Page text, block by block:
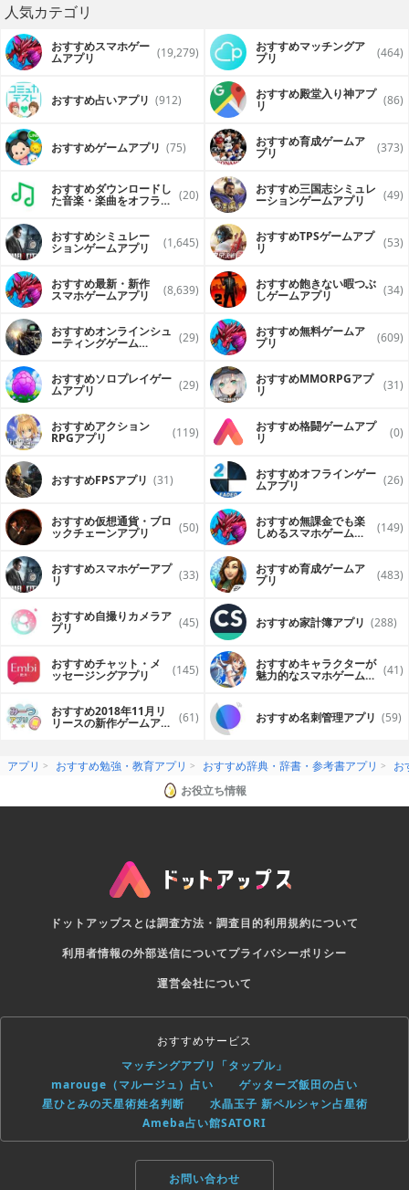
人気カテゴリ
おすすめスマホゲー
ムアプリ (19,279) おすすめマッチングア
プリ (464)
おすすめ占いアプリ (912) おすすめ殿堂入り神アプ
リ (86)
おすすめゲームアプリ (75) おすすめ育成ゲームア
プリ (373)
おすすめダウンロードし
た音楽・楽曲をオフライ (20) おすすめ三国志シミュレ
ーションゲームアプリ (49)
おすすめシミュレー
ションゲームアプリ (1,645) おすすめTPSゲームアプ
リ (53)
おすすめ最新・新作
スマホゲームアプリ (8,639) おすすめ飽きない暇つぶ
しゲームアプリ (34)
おすすめオンラインシュ
ーティングゲーム (29) おすすめ無料ゲームア
プリ (609)
おすすめソロプレイゲー
ムアプリ (29) おすすめ MMORPGアプ
リ (31)
おすすめアクション
RPGアプリ (119) おすすめ格闘ゲームアプ
リ (0)
おすすめFPSアプリ (31) おすすめオフラインゲー
ムアプリ (26)
おすすめ仮想通貨・ブロ
ックチェーンアプリ (50) おすすめ無課金でも楽
しめるスマホゲームア (149)
おすすめスマホゲーアプ
リ (33) おすすめ育成ゲームア
プリ (483)
おすすめ自撮りカメラア
プリ (45) おすすめ家計簿アプリ (288)
おすすめチャット・メ
ッセージングアプリ (145) おすすめキャラクターが
魅力的なスマホゲームア (41)
おすすめ2018年11月リ
リースの新作ゲームアプ (61) おすすめ名刺管理アプリ (59)
アプリ おすすめ勉強・教育アプリ おすすめ辞典・辞書・参考書アプリ
お
お役立ち情報
ドットアップスとは調査方法・調査目的利用規約について
利用者情報の外部送信についてプライバシーポリシー
運営会社について
おすすめサービス
マッチングアプリ「タップル」
marouge（マルージュ）占い
ゲッターズ飯田の占い
星ひとみの天星術姓名判断
水晶玉子 新ペルシャン占星術
Ameba占い館SATORI
お問い合わせ